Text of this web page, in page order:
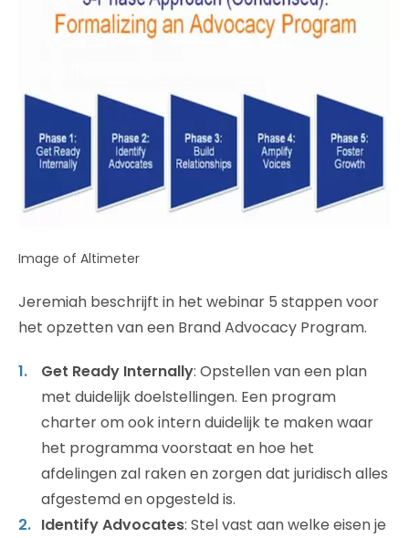
Image of Altimeter
Jeremiah beschrijft in het webinar 5 stappen voor
het opzetten van een Brand Advocacy Program.
Get Ready Internally: Opstellen van een plan
met duidelijk doelstellingen. Een program
charter om ook intern duidelijk te maken waar
het programma voorstaat en hoe het
afdelingen zal raken en zorgen dat juridisch alles
afgestemd en opgesteld is.
Identify Advocates: Stel vast aan welke eisen je